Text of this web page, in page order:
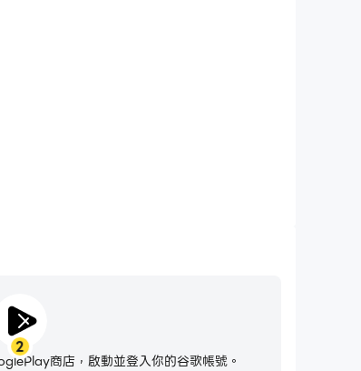
2
商店，啟動並登入你的谷歌帳號。